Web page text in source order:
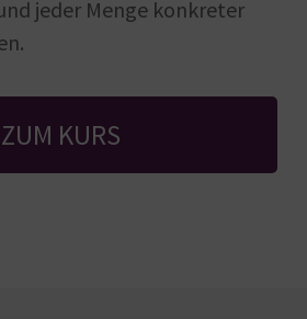
jeder Menge konkreter
ZUM KURS